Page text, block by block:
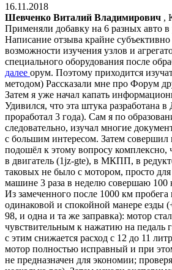
16.11.2018
Шевченко Виталий Владимирович ,
Применяли добавку на 6 разных авто в
Написание отзыва крайне субъективно
возможности изучения узлов и
специального оборудования после
далее орум. Поэтому приходится
методом) Рассказали мне про Форум
Затем я уже начал капать
Удивился, что эта штука разработана
проработал 3 года). Сам я по
следовательно, изучал многие
с большим интересом. Затем
подошёл к этому вопросу комплексно,
в двигатель (1jz-gte), в МКПП, в
таковых не было с мотором, просто
машине 3 раза в неделю совершаю 100
Из замеченного после 1000 км пробега
одинаковой и спокойной манере езды
98, и одна и та же заправка): мотор
чувствительным к нажатию на педаль
с этим снижается расход с 12 до 11
мотор полностью исправный и при
не предназначен для экономии;